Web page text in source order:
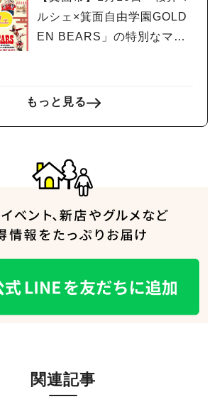
ルシェ×箕面自由学園GOLD
EN BEARS」の特別なマル
もっと見る
関連記事